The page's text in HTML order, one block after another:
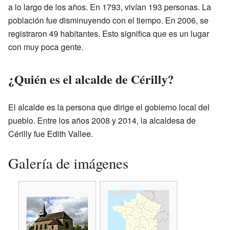
a lo largo de los años. En 1793, vivían 193 personas. La
población fue disminuyendo con el tiempo. En 2006, se
registraron 49 habitantes. Esto significa que es un lugar
con muy poca gente.
¿Quién es el alcalde de Cérilly?
El alcalde es la persona que dirige el gobierno local del
pueblo. Entre los años 2008 y 2014, la alcaldesa de
Cérilly fue Edith Vallee.
Galería de imágenes